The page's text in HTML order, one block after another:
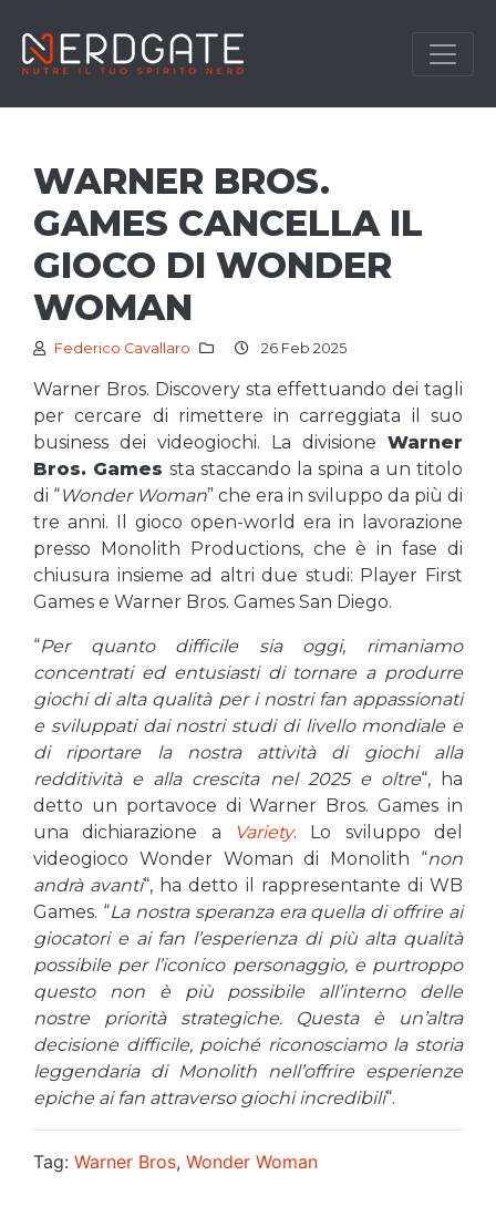
WARNER BROS.
GAMES CANCELLA IL
GIOCO DI WONDER
WOMAN
Federico Cavallaro 26 Feb 2025
Warner Bros. Discovery sta effettuando dei tagli
per cercare di rimettere in carreggiata il suo
business dei videogiochi. La divisione Warner
Bros. Games sta staccando la spina a un titolo
di “Wonder Woman” che era in sviluppo da più di
tre anni. Il gioco open-world era in lavorazione
presso Monolith Productions, che è in fase di
chiusura insieme ad altri due studi: Player First
Games e Warner Bros. Games San Diego.
“Per quanto difficile sia oggi, rimaniamo
concentrati ed entusiasti di tornare a produrre
giochi di alta qualità per i nostri fan appassionati
e sviluppati dai nostri studi di livello mondiale e
di riportare la nostra attività di giochi alla
redditività e alla crescita nel 2025 e oltre“, ha
detto un portavoce di Warner Bros. Games in
una dichiarazione a
Variety. Lo sviluppo del
videogioco Wonder Woman di Monolith “non
andrà avanti“, ha detto il rappresentante di WB
Games. “La nostra speranza era quella di offrire ai
giocatori e ai fan l’esperienza di più alta qualità
possibile per l’iconico personaggio, e purtroppo
questo non è più possibile all’interno delle
nostre priorità strategiche. Questa è un’altra
decisione difficile, poiché riconosciamo la storia
leggendaria di Monolith nell’offrire esperienze
epiche ai fan attraverso giochi incredibili“.
Tag: Warner Bros, Wonder Woman